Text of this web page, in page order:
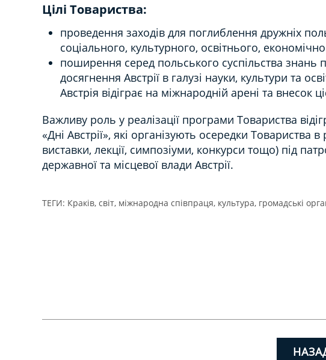
Цілі Товариства:
проведення заходів для поглиблення дружніх
соціального, культурного, освітнього,
поширення серед польського суспільства знань
досягнення Австрії в галузі науки, культури та
Австрія відіграє на міжнародній арені та внесок
Важливу роль у реалізації програми Товариства
«Дні Австрії», які організують осередки Товариства
виставки, лекції, симпозіуми, конкурси тощо) під
державної та місцевої влади Австрії.
ТЕГИ: Краків, світ, міжнародна співпраця, культура, громадські